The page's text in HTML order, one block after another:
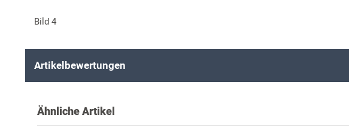
Bild 4
Artikelbewertungen
Ähnliche Artikel